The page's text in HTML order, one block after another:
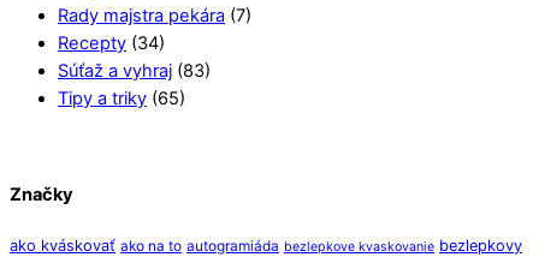
Rady majstra pekára (7)
Recepty (34)
Súťaž a vyhraj (83)
Tipy a triky (65)
Značky
ako kváskovať ako na to autogramiáda bezlepkove kvaskovanie bezlepkovy